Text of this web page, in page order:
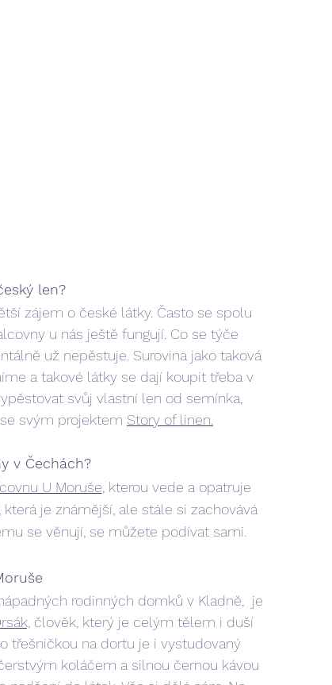
len?
zájem o české látky. Často se spolu
u nás ještě fungují. Co se týče
už nepěstuje. Surovina jako taková
a takové látky se dají koupit třeba v
svůj vlastní len od semínka,
svým projektem Story of linen.
v Čechách?
U Moruše , kterou vede a opatruje
, která je známější, ale stále si zachovává
se věnují, se můžete podívat sami.
rodinných domků v Kladně,  je
člověk, který je celým tělem i duší
třešničkou na dortu je i vystudovaný
koláčem a silnou černou kávou